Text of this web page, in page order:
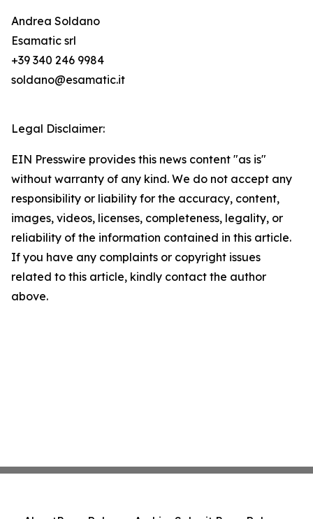
Andrea Soldano
Esamatic srl
+39 340 246 9984
soldano@esamatic.it
Legal Disclaimer:
EIN Presswire provides this news content "as is"
without warranty of any kind. We do not accept any
responsibility or liability for the accuracy, content,
images, videos, licenses, completeness, legality, or
reliability of the information contained in this article.
If you have any complaints or copyright issues
related to this article, kindly contact the author
above.